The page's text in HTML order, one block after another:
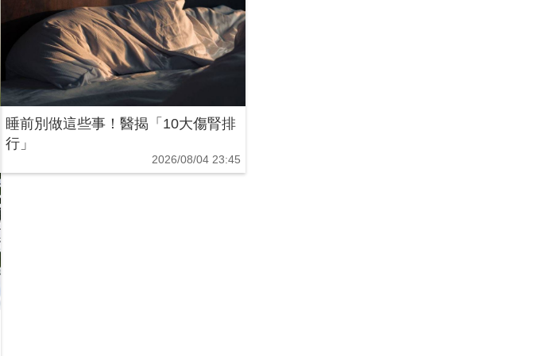
睡前別做這些事！醫揭「10大傷腎排
行」
2026/08/04 23:45